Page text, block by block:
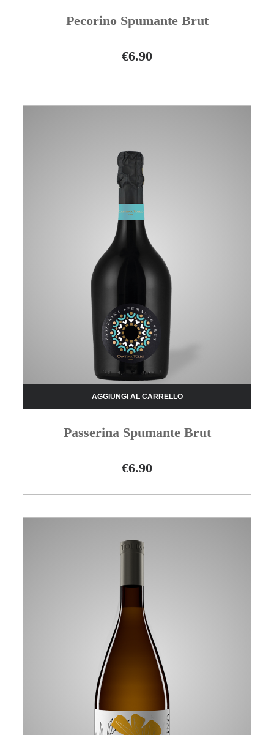
Pecorino Spumante Brut
€6.90
AGGIUNGI AL CARRELLO
Passerina Spumante Brut
€6.90